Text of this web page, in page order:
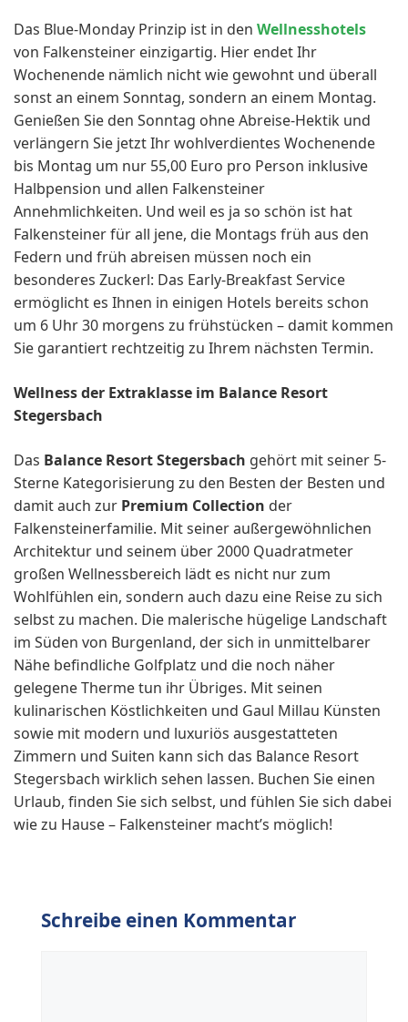
Das Blue-Monday Prinzip ist in den Wellnesshotels
von Falkensteiner einzigartig. Hier endet Ihr
Wochenende nämlich nicht wie gewohnt und überall
sonst an einem Sonntag, sondern an einem Montag.
Genießen Sie den Sonntag ohne Abreise-Hektik und
verlängern Sie jetzt Ihr wohlverdientes Wochenende
bis Montag um nur 55,00 Euro pro Person inklusive
Halbpension und allen Falkensteiner
Annehmlichkeiten. Und weil es ja so schön ist hat
Falkensteiner für all jene, die Montags früh aus den
Federn und früh abreisen müssen noch ein
besonderes Zuckerl: Das Early-Breakfast Service
ermöglicht es Ihnen in einigen Hotels bereits schon
um 6 Uhr 30 morgens zu frühstücken – damit kommen
Sie garantiert rechtzeitig zu Ihrem nächsten Termin.
Wellness der Extraklasse im Balance Resort
Stegersbach
Das Balance Resort Stegersbach gehört mit seiner 5-
Sterne Kategorisierung zu den Besten der Besten und
damit auch zur Premium Collection der
Falkensteinerfamilie. Mit seiner außergewöhnlichen
Architektur und seinem über 2000 Quadratmeter
großen Wellnessbereich lädt es nicht nur zum
Wohlfühlen ein, sondern auch dazu eine Reise zu sich
selbst zu machen. Die malerische hügelige Landschaft
im Süden von Burgenland, der sich in unmittelbarer
Nähe befindliche Golfplatz und die noch näher
gelegene Therme tun ihr Übriges. Mit seinen
kulinarischen Köstlichkeiten und Gaul Millau Künsten
sowie mit modern und luxuriös ausgestatteten
Zimmern und Suiten kann sich das Balance Resort
Stegersbach wirklich sehen lassen. Buchen Sie einen
Urlaub, finden Sie sich selbst, und fühlen Sie sich dabei
wie zu Hause – Falkensteiner macht’s möglich!
Schreibe einen Kommentar